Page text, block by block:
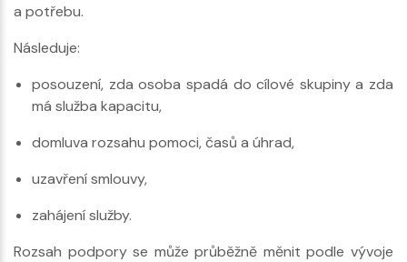
a potřebu.
Následuje:
posouzení, zda osoba spadá do cílové skupiny a zda
má služba kapacitu,
domluva rozsahu pomoci, časů a úhrad,
uzavření smlouvy,
zahájení služby.
Rozsah podpory se může průběžně měnit podle vývoje